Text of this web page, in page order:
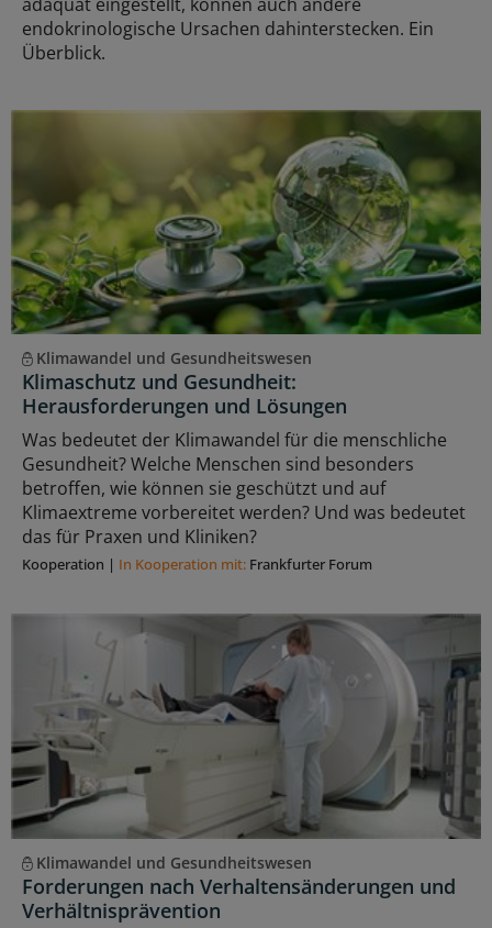
endokrinologische Ursachen dahinterstecken. Ein
Überblick.
Klimawandel und Gesundheitswesen
Klimaschutz und Gesundheit:
Herausforderungen und Lösungen
Was bedeutet der Klimawandel für die menschliche
Gesundheit? Welche Menschen sind besonders
betroffen, wie können sie geschützt und auf
Klimaextreme vorbereitet werden? Und was bedeutet
das für Praxen und Kliniken?
Kooperation | In Kooperation mit: Frankfurter Forum
Klimawandel und Gesundheitswesen
Forderungen nach Verhaltensänderungen und
Verhältnisprävention